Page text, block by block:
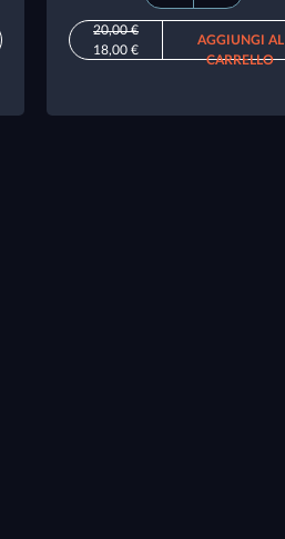
20,00 €
18,00 €
AGGIUNGI AL
CARRELLO